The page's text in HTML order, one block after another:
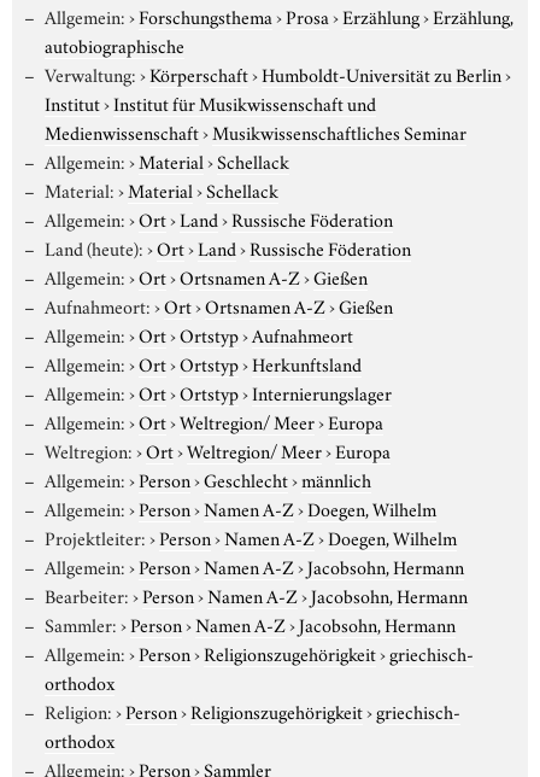
Allgemein:›Forschungsthema›Prosa›Erzählung›Erzählung,
autobiographische
Verwaltung:›Körperschaft›Humboldt-Universität zu Berlin›
Institut›Institut für Musikwissenschaft und
Medienwissenschaft›Musikwissenschaftliches Seminar
Allgemein:›Material›Schellack
Material:›Material›Schellack
Allgemein:›Ort›Land›Russische Föderation
Land (heute):›Ort›Land›Russische Föderation
Allgemein:›Ort›Ortsnamen A-Z›Gießen
Aufnahmeort:›Ort›Ortsnamen A-Z›Gießen
Allgemein:›Ort›Ortstyp›Aufnahmeort
Allgemein:›Ort›Ortstyp›Herkunftsland
Allgemein:›Ort›Ortstyp›Internierungslager
Allgemein:›Ort›Weltregion/ Meer›Europa
Weltregion:›Ort›Weltregion/ Meer›Europa
Allgemein:›Person›Geschlecht›männlich
Allgemein:›Person›Namen A-Z›Doegen, Wilhelm
Projektleiter:›Person›Namen A-Z›Doegen, Wilhelm
Allgemein:›Person›Namen A-Z›Jacobsohn, Hermann
Bearbeiter:›Person›Namen A-Z›Jacobsohn, Hermann
Sammler:›Person›Namen A-Z›Jacobsohn, Hermann
Allgemein:›Person›Religionszugehörigkeit›griechisch-
orthodox
Religion:›Person›Religionszugehörigkeit›griechisch-
orthodox
Allgemein:›Person›Sammler